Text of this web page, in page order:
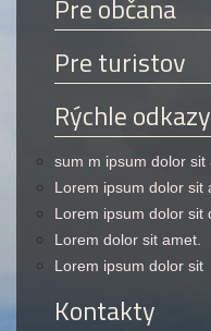
Pre občana
Pre turistov
Rýchle odkazy
sum m ipsum dolor sit
Lorem ipsum dolor sit
Lorem ipsum dolor sit
Lorem dolor sit amet.
Lorem ipsum dolor sit
Kontakty